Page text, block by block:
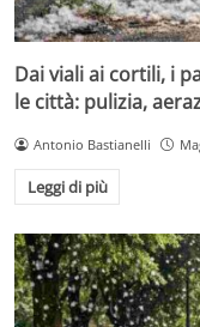
Dai viali ai cortili, i
le città: pulizia,
Antonio Bastianelli
Leggi di più